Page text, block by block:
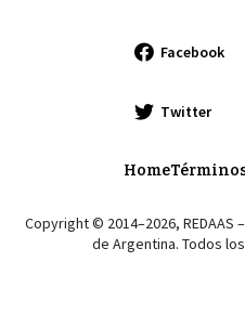
Facebook
Twitter
Home
Copyright © 2014–2026,
de Argentina. Todos